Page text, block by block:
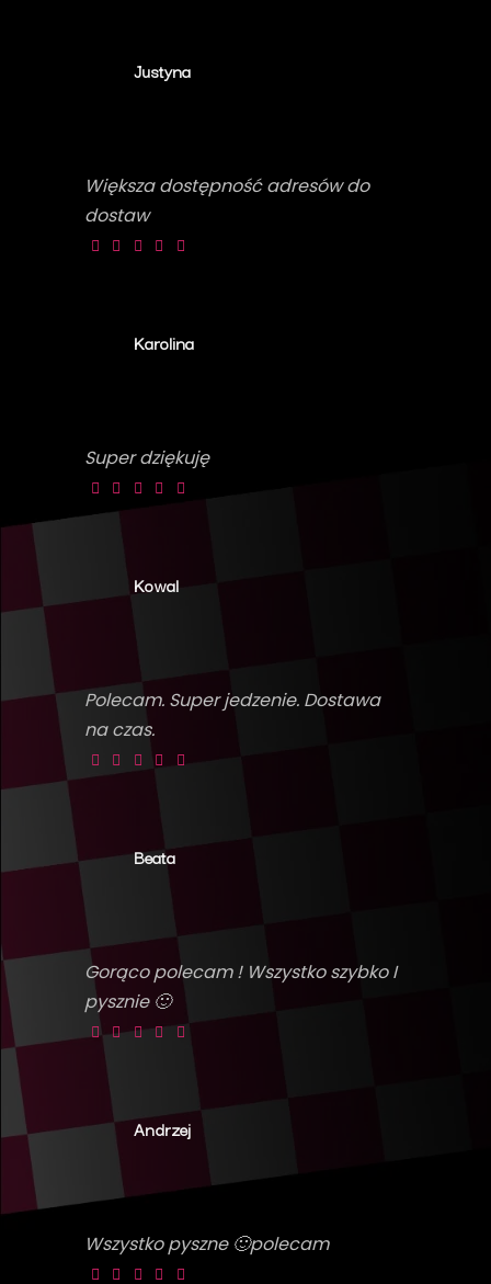
Justyna
Większa dostępność adresów do
dostaw
Karolina
Super dziękuję
Kowal
Polecam. Super jedzenie. Dostawa
na czas.
Beata
Gorąco polecam ! Wszystko szybko I
pysznie 🙂
Andrzej
Wszystko pyszne 🙂polecam